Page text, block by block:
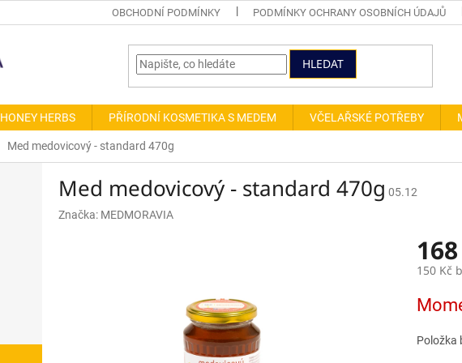
OBCHODNÍ PODMÍNKY PODMÍNKY OCHRANY OSOBNÍCH ÚDAJŮ
HLEDAT
HONEY HERBS PŘÍRODNÍ KOSMETIKA S MEDEM VČELAŘSKÉ POTŘEBY
Med medovicový - standard 470g
Med medovicový - standard 470g 05.12
Značka: MEDMORAVIA
150 Kč
cena:
Položka